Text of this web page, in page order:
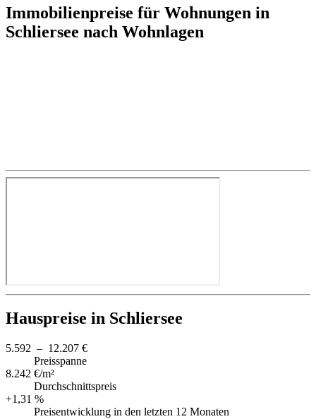
Immobilienpreise für Wohnungen in
Schliersee nach Wohnlagen
Hauspreise in Schliersee
5.592 – 12.207 €
Preisspanne
8.242 €/m²
Durchschnittspreis
+1,31 %
Preisentwicklung in den letzten 12 Monaten